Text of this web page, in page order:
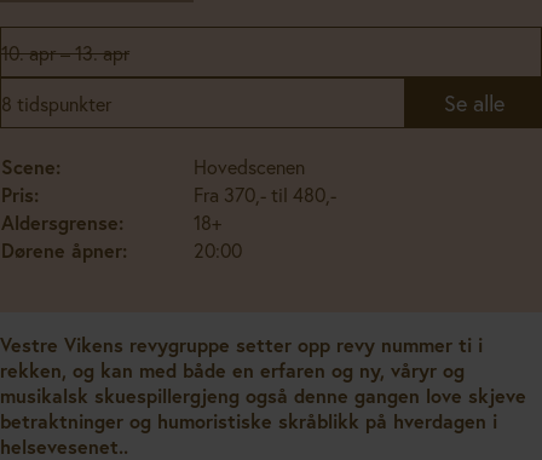
10. apr – 13. apr
8 tidspunkter
Se alle
Scene:
Hovedscenen
Pris:
Fra 370,- til 480,-
Aldersgrense:
18+
Dørene åpner:
20:00
Vestre Vikens revygruppe setter opp revy nummer ti i
rekken, og kan med både en erfaren og ny, våryr og
musikalsk skuespillergjeng også denne gangen love skjeve
betraktninger og humoristiske skråblikk på hverdagen i
helsevesenet..